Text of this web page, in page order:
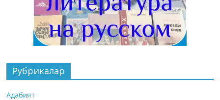
Рубрикалар
Адабият